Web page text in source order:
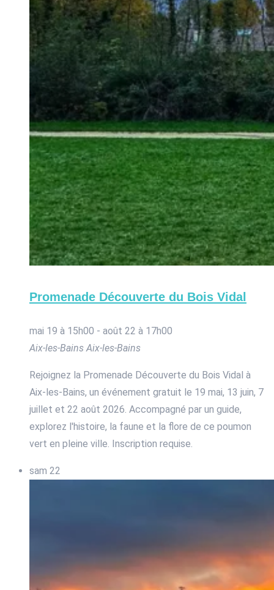
Promenade Découverte du Bois Vidal
mai 19 à 15h00 - août 22 à 17h00
Aix-les-BainsAix-les-Bains
Rejoignez la Promenade Découverte du Bois Vidal à
Aix-les-Bains, un événement gratuit le 19 mai, 13 juin, 7
juillet et 22 août 2026. Accompagné par un guide,
explorez l'histoire, la faune et la flore de ce poumon
vert en pleine ville. Inscription requise.
sam 22